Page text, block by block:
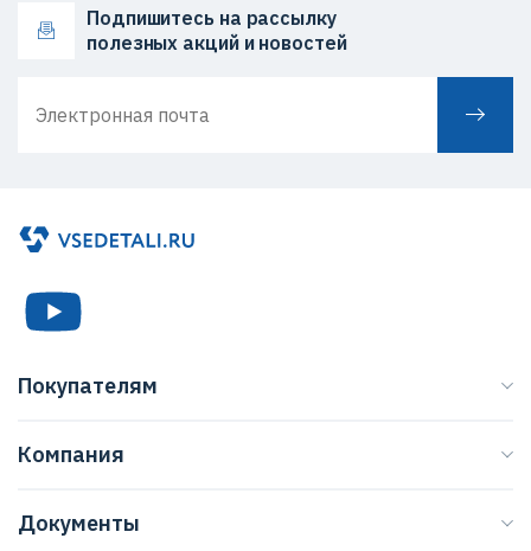
Подпишитесь на рассылку
полезных акций и новостей
Бренды
Способы оплаты
Покупателям
Журнал
Компания
Документы